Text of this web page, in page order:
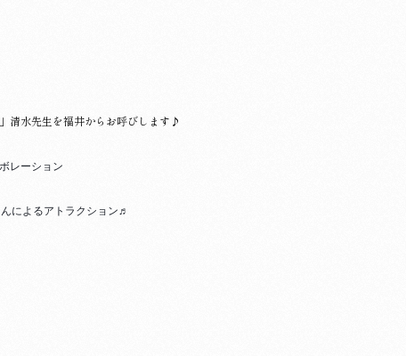
清水先生を福井からお呼びします♪
レーション
によるアトラクション♬